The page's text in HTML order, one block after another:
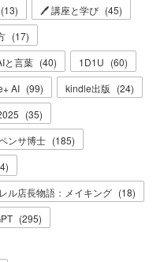
(13) 🖊 講座と学び (45)
(17)
と言葉 (40) 1D1U (60)
AI (99) kindle出版 (24)
(35)
ンサ博士 (185)
)
ル店長物語：メイキング (18)
(295)